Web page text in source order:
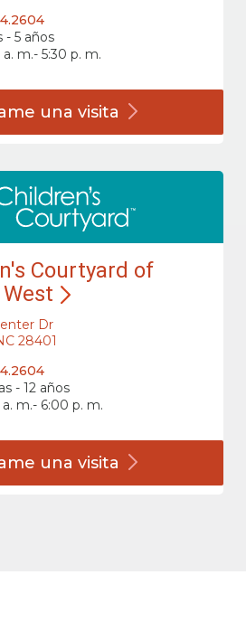
- 5 años
a. m.- 5:30 p. m.
una visita
Courtyard of
Dr
28401
- 12 años
a. m.- 6:00 p. m.
una visita